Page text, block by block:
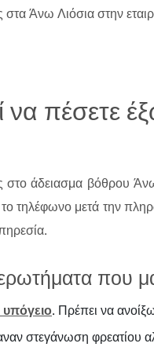
στα Άνω Λιόσια στην
να πέσετε
στο άδειασμα βόθρου
τηλέφωνο μετά την
που
. Πρέπει να
στεγάνωση φρεατίου